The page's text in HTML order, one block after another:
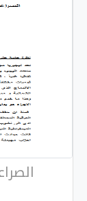
الصراعات